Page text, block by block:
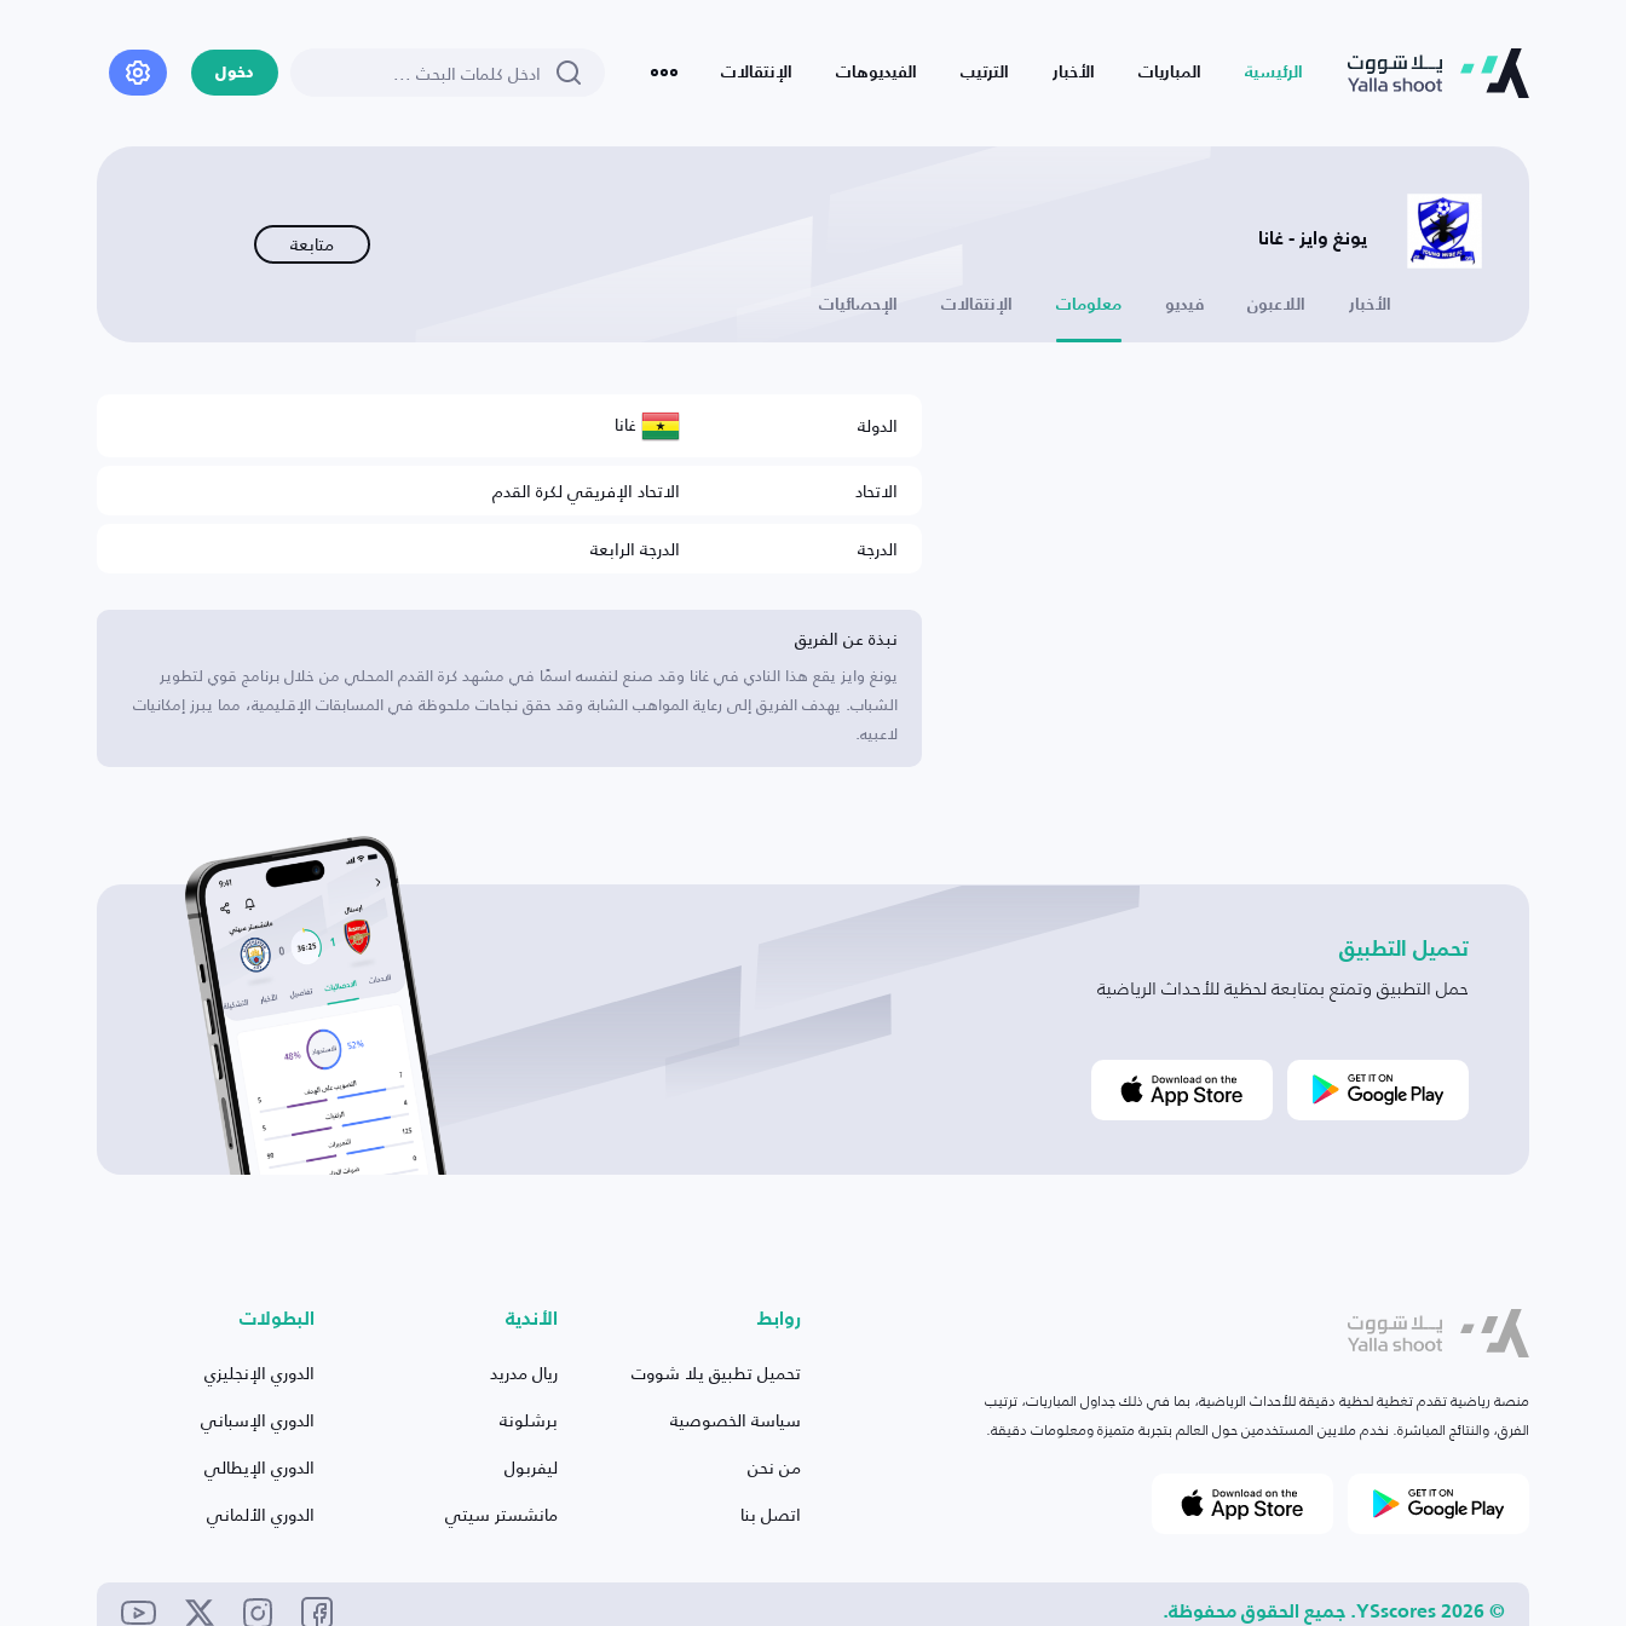
الرئيسية المباريات الأخبار الترتيب الفيديوهات الإنتقالات دخول
يونغ وايز - غانا متابعة
الأخبار اللاعبون فيديو معلومات الإنتقالات الإحصائيات
الدولة غانا
الاتحاد
الاتحاد الإفريقي لكرة القدم
الدرجة
الدرجة الرابعة
نبذة عن الفريق
يونغ وايز يقع هذا النادي في غانا وقد صنع لنفسه اسمًا في مشهد كرة القدم المحلي من خلال برنامج قوي لتطوير
الشباب. يهدف الفريق إلى رعاية المواهب الشابة وقد حقق نجاحات ملحوظة في المسابقات الإقليمية، مما يبرز إمكانيات
لاعبيه.
تحميل التطبيق
حمل التطبيق وتمتع بمتابعة لحظية للأحداث الرياضية
منصة رياضية تقدم تغطية لحظية دقيقة للأحداث الرياضية، بما في ذلك جداول المباريات، ترتيب
الفرق، والنتائج المباشرة. نخدم ملايين المستخدمين حول العالم بتجربة متميزة ومعلومات دقيقة.
روابط
تحميل تطبيق يلا شووت
سياسة الخصوصية
من نحن
اتصل بنا
الأندية
ريال مدريد
برشلونة
ليفربول
مانشستر سيتي
البطولات
الدوري الإنجليزي
الدوري الإسباني
الدوري الإيطالي
الدوري الألماني
© 2026 YSscores. جميع الحقوق محفوظة.